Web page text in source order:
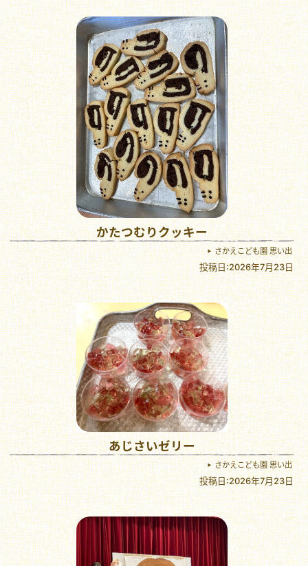
かたつむりクッキー
さかえこども園 思い出
投稿日:2026年7月23日
あじさいゼリー
さかえこども園 思い出
投稿日:2026年7月23日